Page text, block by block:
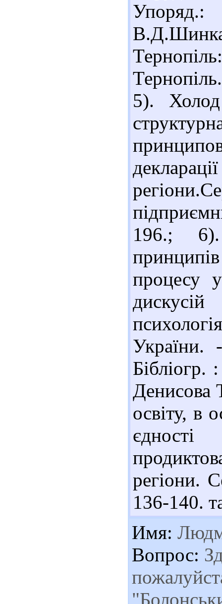
5).
196.; 6).
процесу
Денисова
освіту, в
регіони.
136-140.
Имя:
Вопрос: